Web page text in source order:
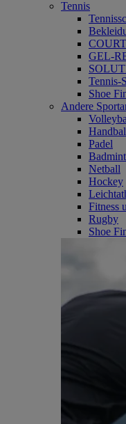
Tennis
GEL-
Tennis-
Shoe
Andere
Padel
Netball
Hockey
Fitness
Rugby
Shoe